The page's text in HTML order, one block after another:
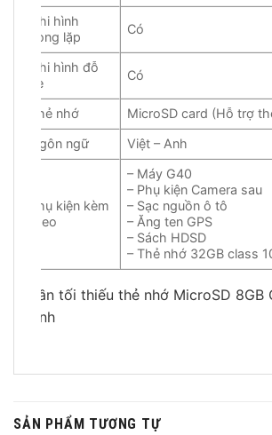
Ghi hình
vòng lặp
Có
Ghi hình đỗ
xe
Có
Thẻ nhớ
MicroSD card (Hỗ trợ
Ngôn ngữ
Việt – Anh
Phụ kiện kèm
theo
– Máy G40
– Phụ kiện Camera sau
– Sạc nguồn ô tô
– Ăng ten GPS
– Sách HDSD
– Thẻ nhớ 32GB class
Cần tối thiếu thẻ nhớ MicroSD 8GB
hình
SẢN PHẨM TƯƠNG TỰ